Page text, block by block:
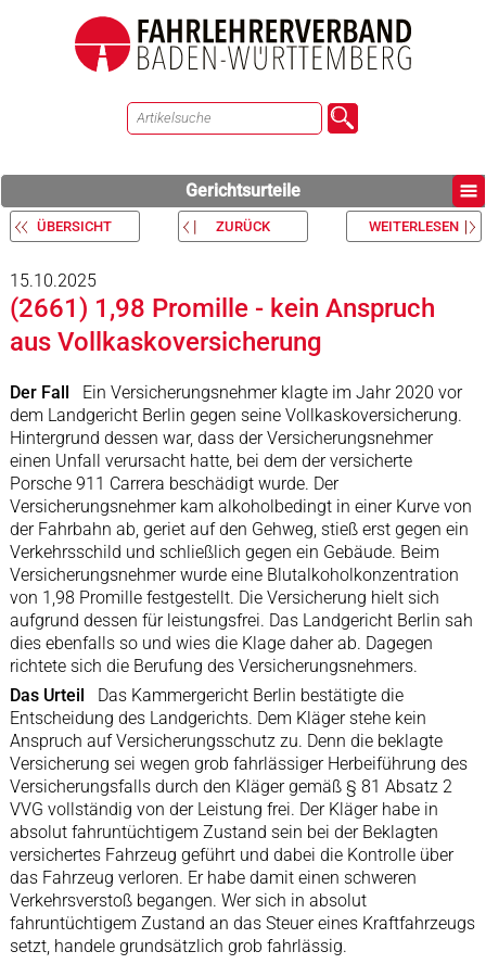
Gerichtsurteile
ÜBERSICHT ZURÜCK WEITERLESEN
15.10.2025
(2661) 1,98 Promille - kein Anspruch
aus Vollkaskoversicherung
Der Fall Ein Versicherungsnehmer klagte im Jahr 2020 vor
dem Landgericht Berlin gegen seine Vollkaskoversicherung.
Hintergrund dessen war, dass der Versicherungsnehmer
einen Unfall verursacht hatte, bei dem der versicherte
Porsche 911 Carrera beschädigt wurde. Der
Versicherungsnehmer kam alkoholbedingt in einer Kurve von
der Fahrbahn ab, geriet auf den Gehweg, stieß erst gegen ein
Verkehrsschild und schließlich gegen ein Gebäude. Beim
Versicherungsnehmer wurde eine Blutalkoholkonzentration
von 1,98 Promille festgestellt. Die Versicherung hielt sich
aufgrund dessen für leistungsfrei. Das Landgericht Berlin sah
dies ebenfalls so und wies die Klage daher ab. Dagegen
richtete sich die Berufung des Versicherungsnehmers.
Das Urteil Das Kammergericht Berlin bestätigte die
Entscheidung des Landgerichts. Dem Kläger stehe kein
Anspruch auf Versicherungsschutz zu. Denn die beklagte
Versicherung sei wegen grob fahrlässiger Herbeiführung des
Versicherungsfalls durch den Kläger gemäß § 81 Absatz 2
VVG vollständig von der Leistung frei. Der Kläger habe in
absolut fahruntüchtigem Zustand sein bei der Beklagten
versichertes Fahrzeug geführt und dabei die Kontrolle über
das Fahrzeug verloren. Er habe damit einen schweren
Verkehrsverstoß begangen. Wer sich in absolut
fahruntüchtigem Zustand an das Steuer eines Kraftfahrzeugs
setzt, handele grundsätzlich grob fahrlässig.